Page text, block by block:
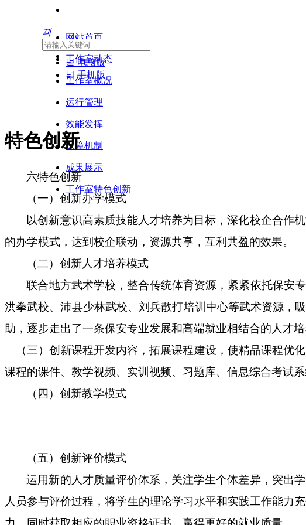
网站首页
工作室动态
工作室概况
运行管理
效能发挥
保障机制
成果展示
工作室特色创新
끠
넡 电脑版
넓 手机版
特色创新
六特色创新
（一）创新办学模式
以创新意识高素质技能人才培养为目标，深化校企合作
的办学模式，达到校企联动，资源共享，互利共盈的效果。
（二）创新人才培养模式
联合地方武术学校，整合传统体育资源，紧紧依托保安
洪拳武校、沛县少林武校、刘兵散打培训中心等武术资源，
助， 逐步走出了一条保安专业发展和高端就业相结合的人才培
（三）创新课程开发内容，拓展课程建设，使精品课程优
课程的课件、教学视频、实训视频、习题库、信息综合考试
（四）创新教学模式
（五）创新评价模式
运用新的人才质量评价体系，关注学生个体差异，突出
人员参与评价过程，将学生的理论学习水平和实践工作能力